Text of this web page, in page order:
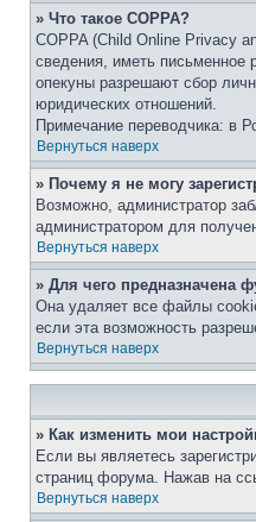
» Что такое COPPA?
COPPA (Child Online Privacy
сведения, иметь письменное
опекуны разрешают сбор
юридических отношений.
Примечание переводчика: в
Вернуться наверх
» Почему я не могу
Возможно, администратор
администратором для
Вернуться наверх
» Для чего предназначена
Она удаляет все файлы
если эта возможность
Вернуться наверх
» Как изменить мои
Если вы являетесь
страниц форума. Нажав на
Вернуться наверх